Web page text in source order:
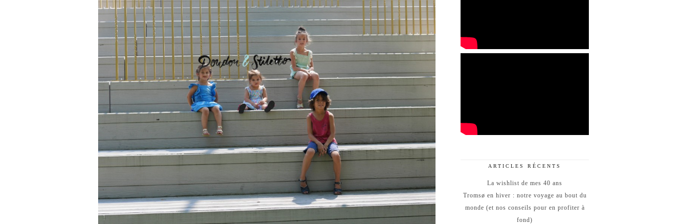
ARTICLES RÉCENTS
La wishlist de mes 40 ans
Tromsø en hiver : notre voyage au bout du
monde (et nos conseils pour en profiter à
fond)